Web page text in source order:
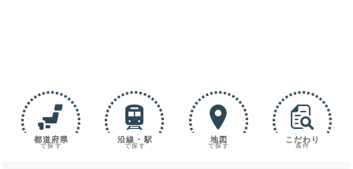
都道府県
で探す
沿線・駅
で探す
地図
で探す
こだわり
条件